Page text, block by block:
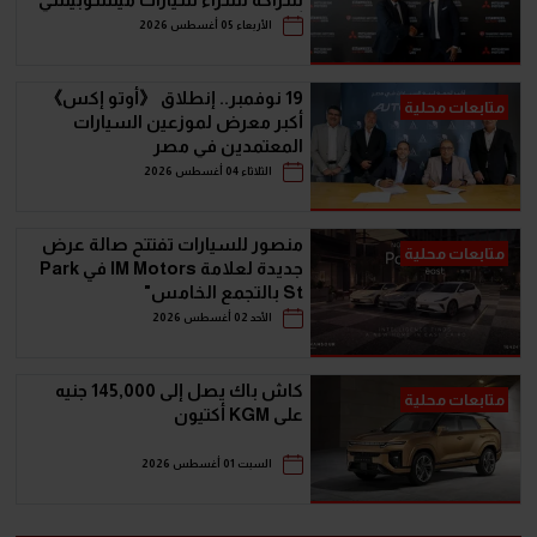
أونلاين
الأربعاء 05 أغسطس 2026
متابعات محلية
19 نوفمبر.. إنطلاق 《أوتو إكس》
أكبر معرض لموزعين السيارات
المعتمدين في مصر
الثلاثاء 04 أغسطس 2026
متابعات محلية
منصور للسيارات تفتتح صالة عرض
جديدة لعلامة IM Motors في Park
St بالتجمع الخامس"
الأحد 02 أغسطس 2026
متابعات محلية
كاش باك يصل إلى 145,000 جنيه
على KGM أكتيون
السبت 01 أغسطس 2026